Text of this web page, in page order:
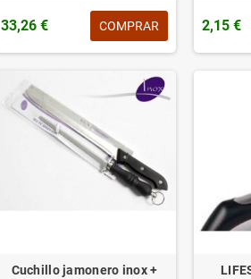
33,26 € COMPRAR 2,15 €
Cuchillo jamonero inox +